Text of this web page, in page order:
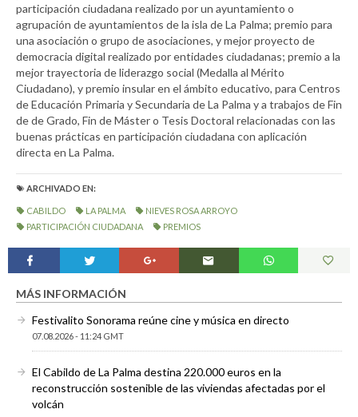
participación ciudadana realizado por un ayuntamiento o
agrupación de ayuntamientos de la isla de La Palma; premio para
una asociación o grupo de asociaciones, y mejor proyecto de
democracia digital realizado por entidades ciudadanas; premio a la
mejor trayectoria de liderazgo social (Medalla al Mérito
Ciudadano), y premio insular en el ámbito educativo, para Centros
de Educación Primaria y Secundaria de La Palma y a trabajos de Fin
de de Grado, Fin de Máster o Tesis Doctoral relacionadas con las
buenas prácticas en participación ciudadana con aplicación
directa en La Palma.
ARCHIVADO EN:
CABILDO LA PALMA
NIEVES ROSA ARROYO
PARTICIPACIÓN CIUDADANA
PREMIOS
MÁS INFORMACIÓN
Festivalito Sonorama reúne cine y música en directo
07.08.2026 - 11:24 GMT
El Cabildo de La Palma destina 220.000 euros en la
reconstrucción sostenible de las viviendas afectadas por el
volcán